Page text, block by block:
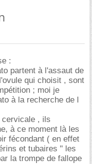
:
partent à l'assaut de
qui choisit , sont
; moi je
à la recherche de l
, ils
à ce moment là les
fécondant ( en effet
et tubaires " les
la trompe de fallope